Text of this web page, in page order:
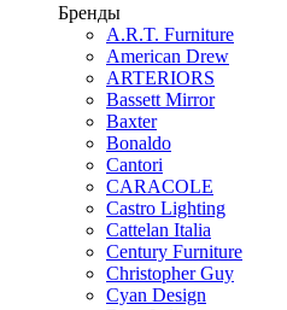
Бренды
A.R.T. Furniture
American Drew
ARTERIORS
Bassett Mirror
Baxter
Bonaldo
Cantori
CARACOLE
Castro Lighting
Cattelan Italia
Century Furniture
Christopher Guy
Cyan Design